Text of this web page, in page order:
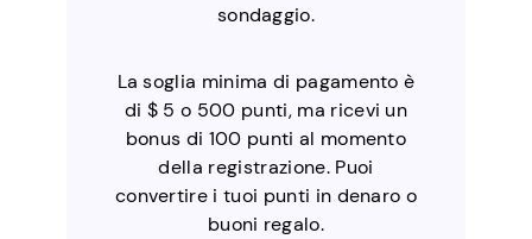
sondaggio.
La soglia minima di pagamento è
di $ 5 o 500 punti, ma ricevi un
bonus di 100 punti al momento
della registrazione. Puoi
convertire i tuoi punti in denaro o
buoni regalo.